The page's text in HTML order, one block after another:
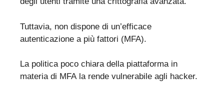
Tuttavia, non dispone di un’efficace
autenticazione a più fattori (MFA).
La politica poco chiara della piattaforma in
materia di MFA la rende vulnerabile agli hacker.